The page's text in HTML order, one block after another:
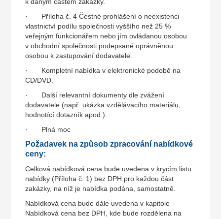
· Příloha č. 4 Čestné prohlášení o neexistenci
vlastnictví podílu společnosti vyššího než 25 %
veřejným funkcionářem nebo jím ovládanou osobou
v obchodní společnosti podepsané oprávněnou
osobou k zastupování dodavatele.
· Kompletní nabídka v elektronické podobě na
CD/DVD.
· Další relevantní dokumenty dle zvážení
dodavatele (např. ukázka vzdělávacího materiálu,
hodnotící dotazník apod.).
· Plná moc
Požadavek na způsob zpracování nabídkové
ceny:
Celková nabídková cena bude uvedena v krycím listu
nabídky (Příloha č. 1) bez DPH pro každou část
zakázky, na níž je nabídka podána, samostatně.
Nabídková cena bude dále uvedena v kapitole
Nabídková cena bez DPH, kde bude rozdělena na